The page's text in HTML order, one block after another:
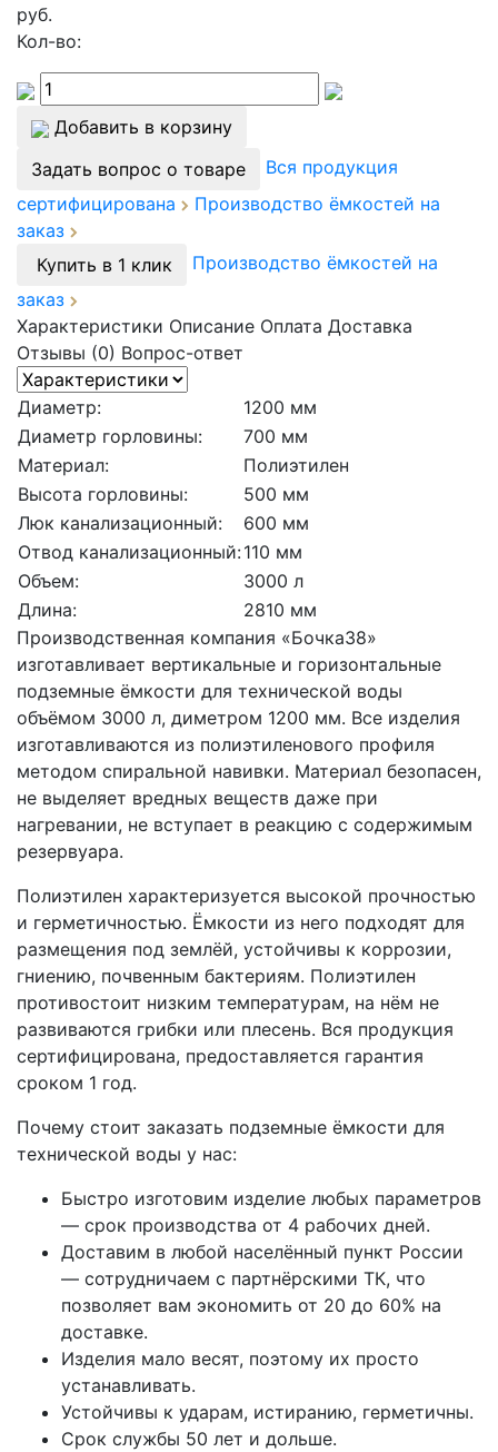
руб.
Кол-во:
Добавить в корзину
Задать вопрос о товаре
Вся продукция
сертифицирована
Производство ёмкостей на
заказ
Купить в 1 клик
Производство ёмкостей на
заказ
Характеристики Описание Оплата Доставка
Отзывы (0) Вопрос-ответ
Диаметр:
1200 мм
Диаметр горловины:
700 мм
Материал:
Полиэтилен
Высота горловины:
500 мм
Люк канализационный:
600 мм
Отвод канализационный:110 мм
Объем:
3000 л
Длина:
2810 мм
Производственная компания «Бочка38»
изготавливает вертикальные и горизонтальные
подземные ёмкости для технической воды
объёмом 3000 л, диметром 1200 мм. Все изделия
изготавливаются из полиэтиленового профиля
методом спиральной навивки. Материал безопасен,
не выделяет вредных веществ даже при
нагревании, не вступает в реакцию с содержимым
резервуара.
Полиэтилен характеризуется высокой прочностью
и герметичностью. Ёмкости из него подходят для
размещения под землёй, устойчивы к коррозии,
гниению, почвенным бактериям. Полиэтилен
противостоит низким температурам, на нём не
развиваются грибки или плесень. Вся продукция
сертифицирована, предоставляется гарантия
сроком 1 год.
Почему стоит заказать подземные ёмкости для
технической воды у нас:
Быстро изготовим изделие любых параметров
— срок производства от 4 рабочих дней.
Доставим в любой населённый пункт России
— сотрудничаем с партнёрскими ТК, что
позволяет вам экономить от 20 до 60% на
доставке.
Изделия мало весят, поэтому их просто
устанавливать.
Устойчивы к ударам, истиранию, герметичны.
Срок службы 50 лет и дольше.